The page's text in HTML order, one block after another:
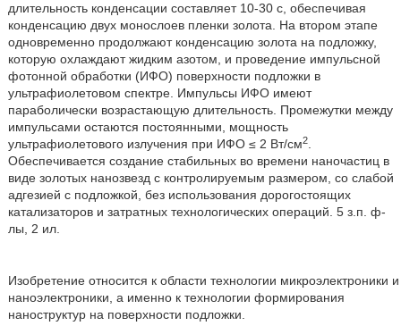
длительность конденсации составляет 10-30 с, обеспечивая
конденсацию двух монослоев пленки золота. На втором этапе
одновременно продолжают конденсацию золота на подложку,
которую охлаждают жидким азотом, и проведение импульсной
фотонной обработки (ИФО) поверхности подложки в
ультрафиолетовом спектре. Импульсы ИФО имеют
параболически возрастающую длительность. Промежутки между
импульсами остаются постоянными, мощность
ультрафиолетового излучения при ИФО ≤ 2 Вт/см2.
Обеспечивается создание стабильных во времени наночастиц в
виде золотых нанозвезд с контролируемым размером, со слабой
адгезией с подложкой, без использования дорогостоящих
катализаторов и затратных технологических операций. 5 з.п. ф-
лы, 2 ил.
Изобретение относится к области технологии микроэлектроники и
наноэлектроники, а именно к технологии формирования
наноструктур на поверхности подложки.